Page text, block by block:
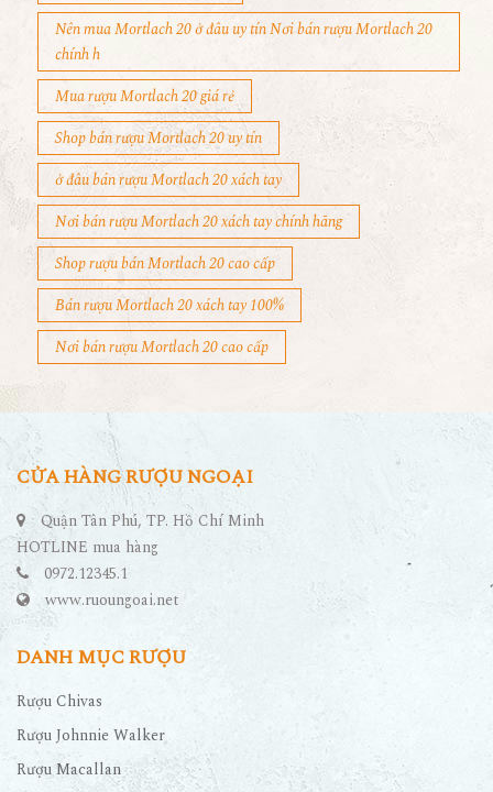
Nên mua Mortlach 20 ở đâu uy tín Nơi bán rượu Mortlach 20
chính h
Mua rượu Mortlach 20 giá rẻ
Shop bán rượu Mortlach 20 uy tín
ở đâu bán rượu Mortlach 20 xách tay
Nơi bán rượu Mortlach 20 xách tay chính hãng
Shop rượu bán Mortlach 20 cao cấp
Bán rượu Mortlach 20 xách tay 100%
Nơi bán rượu Mortlach 20 cao cấp
CỬA HÀNG RƯỢU NGOẠI
Quận Tân Phú, TP. Hồ Chí Minh
HOTLINE mua hàng
0972.12345.1
www.ruoungoai.net
DANH MỤC RƯỢU
Rượu Chivas
Rượu Johnnie Walker
Rượu Macallan